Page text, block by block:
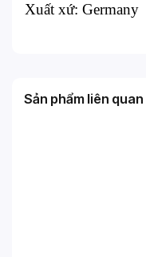
Xuất xứ: Germany
Sản phẩm liên quan